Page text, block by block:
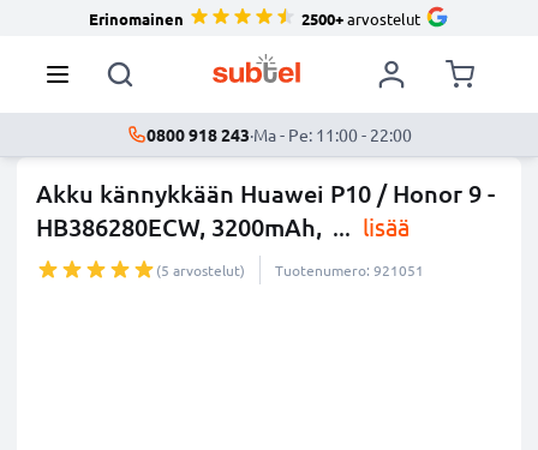
Erinomainen 2500+arvostelut
0800 918 243·Ma - Pe: 11:00 - 22:00
Akku kännykkään Huawei P10 / Honor 9 -
HB386280ECW, 3200mAh, ... lisää
(5 arvostelut) Tuotenumero: 921051